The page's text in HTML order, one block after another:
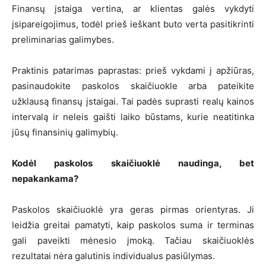
Finansų įstaiga vertina, ar klientas galės vykdyti
įsipareigojimus, todėl prieš ieškant buto verta pasitikrinti
preliminarias galimybes.
Praktinis patarimas paprastas: prieš vykdami į apžiūras,
pasinaudokite paskolos skaičiuokle arba pateikite
užklausą finansų įstaigai. Tai padės suprasti realų kainos
intervalą ir neleis gaišti laiko būstams, kurie neatitinka
jūsų finansinių galimybių.
Kodėl paskolos skaičiuoklė naudinga, bet
nepakankama?
Paskolos skaičiuoklė yra geras pirmas orientyras. Ji
leidžia greitai pamatyti, kaip paskolos suma ir terminas
gali paveikti mėnesio įmoką. Tačiau skaičiuoklės
rezultatai nėra galutinis individualus pasiūlymas.